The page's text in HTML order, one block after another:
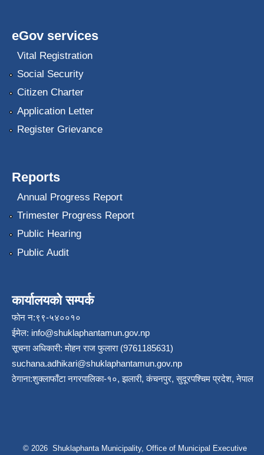
eGov services
Vital Registration
Social Security
Citizen Charter
Application Letter
Register Grievance
Reports
Annual Progress Report
Trimester Progress Report
Public Hearing
Public Audit
कार्यालयको सम्पर्क
फोन न:९९-५४००१०
ईमेल: info@shuklaphantamun.gov.np
सूचना अधिकारी: मोहन राज फुलारा (9761185631)
suchana.adhikari@shuklaphantamun.gov.np
ठेगाना:शुक्लाफाँटा नगरपालिका-१०, झलारी, कंचनपुर, सुदूरपश्चिम प्रदेश, नेपाल
© 2026 Shuklaphanta Municipality, Office of Municipal Executive